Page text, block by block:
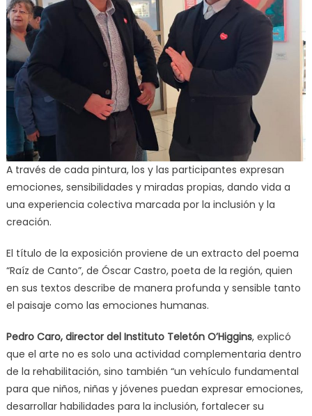
A través de cada pintura, los y las participantes expresan
emociones, sensibilidades y miradas propias, dando vida a
una experiencia colectiva marcada por la inclusión y la
creación.
El título de la exposición proviene de un extracto del poema
“Raíz de Canto”, de Óscar Castro, poeta de la región, quien
en sus textos describe de manera profunda y sensible tanto
el paisaje como las emociones humanas.
Pedro Caro, director del Instituto Teletón O’Higgins, explicó
que el arte no es solo una actividad complementaria dentro
de la rehabilitación, sino también “un vehículo fundamental
para que niños, niñas y jóvenes puedan expresar emociones,
desarrollar habilidades para la inclusión, fortalecer su